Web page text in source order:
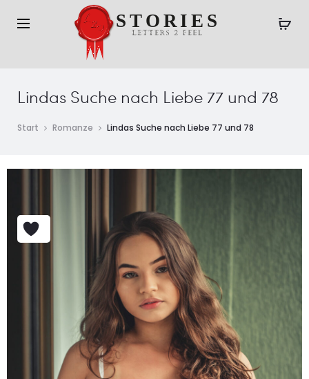
Lindas Suche nach Liebe 77 und 78
Start Romanze Lindas Suche nach Liebe 77 und 78